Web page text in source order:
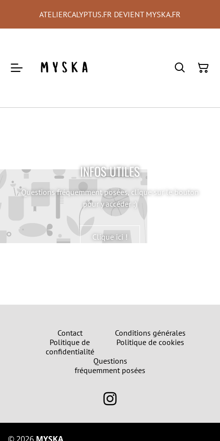
ATELIERCALYPTUS.FR DEVIENT MYSKA.FR
INFOS UTILES
Questions fréquemment posées, clique sur le bouton
pour y accéder :)
Clique ici !
Contact
Conditions générales
Politique de
confidentialité
Politique de cookies
Questions
fréquemment posées